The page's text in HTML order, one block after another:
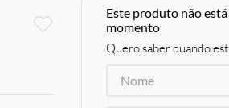
Este produto não
momento
Quero saber quando